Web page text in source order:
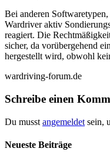
Bei anderen
Wardriver aktiv
reagiert. Die
sicher, da vorübergehend
hergestellt wird, obwohl
wardriving-forum.de
Schreibe einen
Du musst angemeldet sein,
Neueste Beiträge